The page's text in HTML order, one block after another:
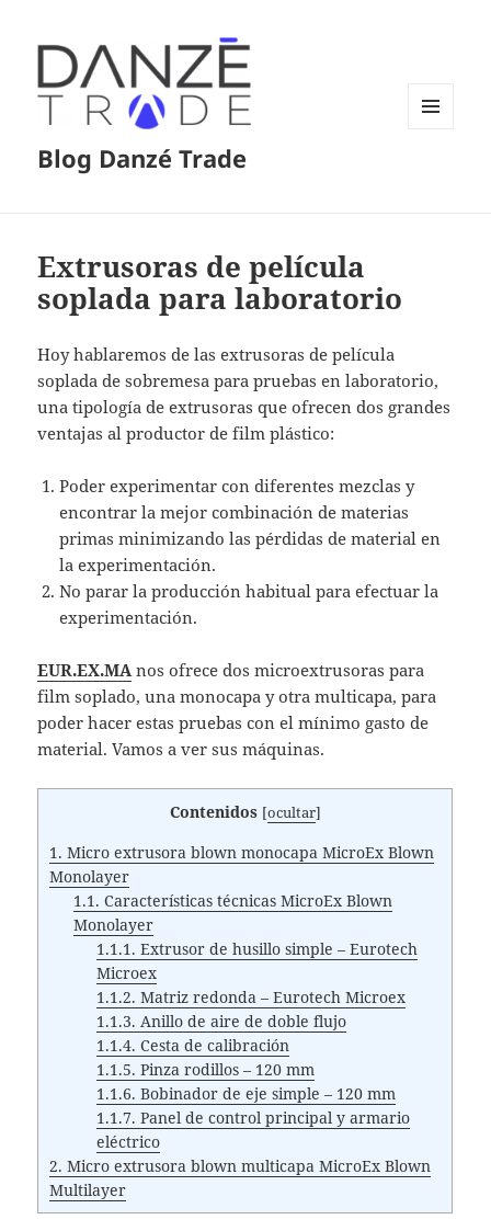
Blog Danzé Trade
Extrusoras de película
soplada para laboratorio
Hoy hablaremos de las extrusoras de película
soplada de sobremesa para pruebas en laboratorio,
una tipología de extrusoras que ofrecen dos grandes
ventajas al productor de film plástico:
Poder experimentar con diferentes mezclas y
encontrar la mejor combinación de materias
primas minimizando las pérdidas de material en
la experimentación.
No parar la producción habitual para efectuar la
experimentación.
EUR.EX.MAnos ofrece dos microextrusoras para
film soplado, una monocapa y otra multicapa, para
poder hacer estas pruebas con el mínimo gasto de
material. Vamos a ver sus máquinas.
Contenidos [ocultar]
1. Micro extrusora blown monocapa MicroEx Blown
Monolayer
1.1. Características técnicas MicroEx Blown
Monolayer
1.1.1. Extrusor de husillo simple – Eurotech
Microex
1.1.2. Matriz redonda – Eurotech Microex
1.1.3. Anillo de aire de doble flujo
1.1.4. Cesta de calibración
1.1.5. Pinza rodillos – 120 mm
1.1.6. Bobinador de eje simple – 120 mm
1.1.7. Panel de control principal y armario
eléctrico
2. Micro extrusora blown multicapa MicroEx Blown
Multilayer